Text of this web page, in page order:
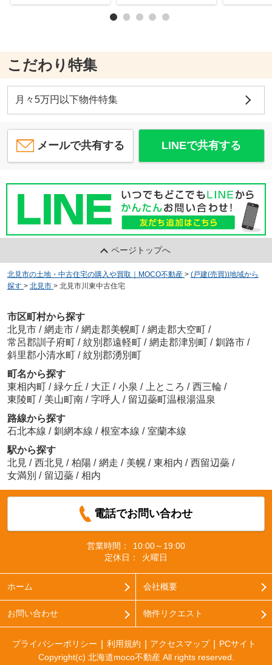
こだわり特集
月々5万円以下物件特集
メールで共有する LINEで共有する
ページトップへ
北見市の土地・中古住宅の購入や買取｜MOCO不動産 > (戸建(売買))地域から
探す > 北見市 > 北見市川東中古住宅
市区町村から探す
北見市 / 網走市 / 網走郡美幌町 / 網走郡大空町 /
常呂郡訓子府町 / 紋別郡遠軽町 / 網走郡津別町 / 釧路市 /
斜里郡小清水町 / 紋別郡湧別町
町名から探す
東相内町 / 緑ケ丘 / 大正 / 小泉 / 上ところ / 西三輪 /
東陵町 / 美山町南 / 字呼人 / 留辺蘂町温根湯温泉
路線から探す
石北本線 / 釧網本線 / 根室本線 / 室蘭本線
駅から探す
北見 / 西北見 / 柏陽 / 網走 / 美幌 / 東相内 / 西留辺蘂 /
女満別 / 留辺蘂 / 相内
電話でお問い合わせ
営業時間：
10:00～19:00
定休日：
火曜日
ホーム 会社概要
お問い合わせ 物件リクエスト
プライバシーポリシー 利用規約 アクセスマップ
PCサイト
Copyright(c) 北海道moco不動産 All rights reserved.